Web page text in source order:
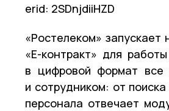
erid: 2SDnjdiiHZD
«Ростелеком»
«Е-контракт» для
в цифровой формат все
и сотрудником: от
персонала отвечает